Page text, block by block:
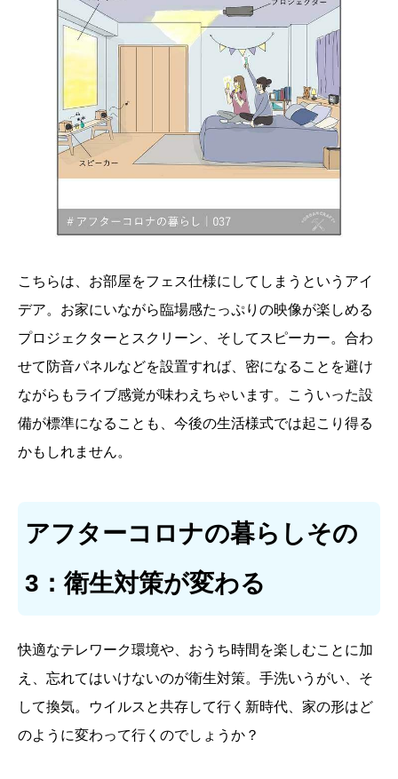
こちらは、お部屋をフェス仕様にしてしまうというアイ
デア。お家にいながら臨場感たっぷりの映像が楽しめる
プロジェクターとスクリーン、そしてスピーカー。合わ
せて防音パネルなどを設置すれば、密になることを避け
ながらもライブ感覚が味わえちゃいます。こういった設
備が標準になることも、今後の生活様式では起こり得る
かもしれません。
アフターコロナの暮らしその
3：衛生対策が変わる
快適なテレワーク環境や、おうち時間を楽しむことに加
え、忘れてはいけないのが衛生対策。手洗いうがい、そ
して換気。ウイルスと共存して行く新時代、家の形はど
のように変わって行くのでしょうか？